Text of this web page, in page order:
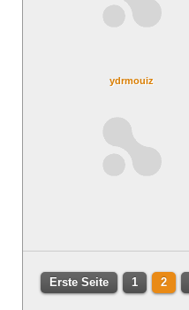
ydrmouiz
Erste Seite 1 2